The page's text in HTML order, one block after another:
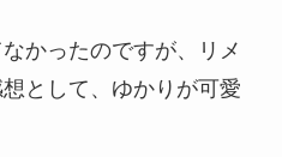
かったのですが、リメ
として、ゆかりが可愛